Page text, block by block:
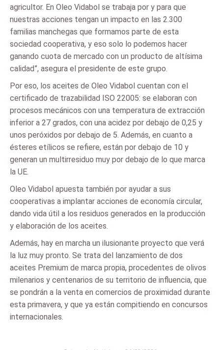
agricultor. En Oleo Vidabol se trabaja por y para que
nuestras acciones tengan un impacto en las 2.300
familias manchegas que formamos parte de esta
sociedad cooperativa, y eso solo lo podemos hacer
ganando cuota de mercado con un producto de altísima
calidad”, asegura el presidente de este grupo.
Por eso, los aceites de Oleo Vidabol cuentan con el
certificado de trazabilidad ISO 22005: se elaboran con
procesos mecánicos con una temperatura de extracción
inferior a 27 grados, con una acidez por debajo de 0,25 y
unos peróxidos por debajo de 5. Además, en cuanto a
ésteres etílicos se refiere, están por debajo de 10 y
generan un multirresiduo muy por debajo de lo que marca
la UE.
Oleo Vidabol apuesta también por ayudar a sus
cooperativas a implantar acciones de economía circular,
dando vida útil a los residuos generados en la producción
y elaboración de los aceites.
Además, hay en marcha un ilusionante proyecto que verá
la luz muy pronto. Se trata del lanzamiento de dos
aceites Premium de marca propia, procedentes de olivos
milenarios y centenarios de su territorio de influencia, que
se pondrán a la venta en comercios de proximidad durante
esta primavera, y que ya están compitiendo en concursos
internacionales.